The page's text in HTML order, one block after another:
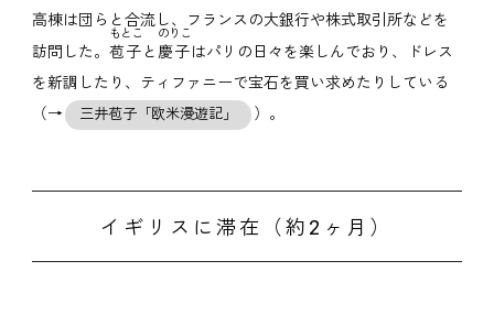
高棟は団らと合流し、フランスの大銀行や株式取引所などを
訪問した。 苞子
もとこ
と 慶子
のりこ
はパリの日々を楽しんでおり、ドレス
を新調したり、ティファニーで宝石を買い求めたりしている
（→
三井苞子「欧米漫遊記」 ）。
イギリスに滞在（約2ヶ月）